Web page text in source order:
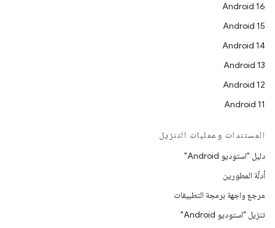
Android 16
Android 15
Android 14
Android 13
Android 12
Android 11
المستندات وعمليات التنزيل
دليل "استوديو Android"
أدلّة المطورين
مرجع واجهة برمجة التطبيقات
تنزيل "استوديو Android"